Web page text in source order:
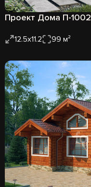
Проект Дома П-1002
12.5х11.2 99 м²